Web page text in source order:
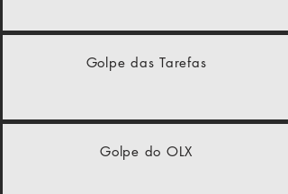
Golpe das Tarefas
Golpe do OLX